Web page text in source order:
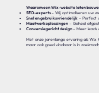
Waarom een Wix-website laten
SEO-experts– Wij optimaliseren uw
Snel en gebruiksvriendelijk – Perfect
Maatwerkoplossingen – Geheel
Conversiegericht design– Meer leads
Met onze jarenlange ervaring als Wix
maar ook goed vindbaar is in